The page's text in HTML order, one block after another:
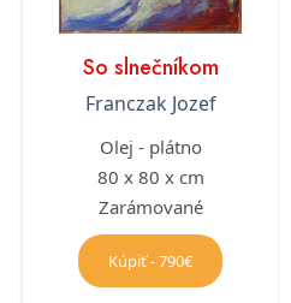
So slnečníkom
Franczak Jozef
Olej - plátno
80 x 80 x cm
Zarámované
Kúpiť - 790€